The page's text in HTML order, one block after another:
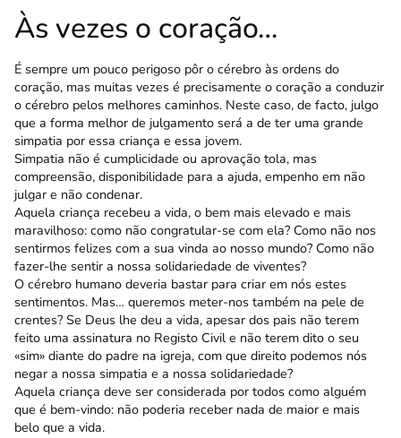
Às vezes o coração…
É sempre um pouco perigoso pôr o cérebro às ordens do
coração, mas muitas vezes é precisamente o coração a conduzir
o cérebro pelos melhores caminhos. Neste caso, de facto, julgo
que a forma melhor de julgamento será a de ter uma grande
simpatia por essa criança e essa jovem.
Simpatia não é cumplicidade ou aprovação tola, mas
compreensão, disponibilidade para a ajuda, empenho em não
julgar e não condenar.
Aquela criança recebeu a vida, o bem mais elevado e mais
maravilhoso: como não congratu­lar-se com ela? Como não nos
sentirmos felizes com a sua vinda ao nosso mundo? Como não
fazer-lhe sentir a nossa solidariedade de viventes?
O cérebro humano deveria bastar para criar em nós estes
sentimentos. Mas… queremos meter-nos também na pele de
crentes? Se Deus lhe deu a vida, apesar dos pais não terem
feito uma assinatura no Registo Civil e não terem dito o seu
«sim» diante do padre na igreja, com que direito podemos nós
negar a nossa simpatia e a nossa solidariedade?
Aquela criança deve ser considerada por todos como alguém
que é bem-vindo: não poderia receber nada de maior e mais
belo que a vida.